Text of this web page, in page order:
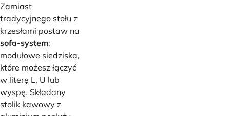
Zamiast
tradycyjnego stołu z
krzesłami postaw na
sofa-system:
modułowe siedziska,
które możesz łączyć
w literę L, U lub
wyspę. Składany
stolik kawowy z